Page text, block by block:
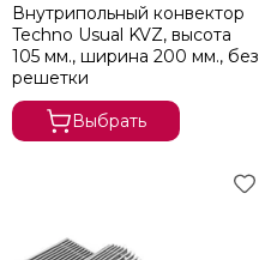
Внутрипольный конвектор
Techno Usual KVZ, высота
105 мм., ширина 200 мм., без
решетки
Выбрать